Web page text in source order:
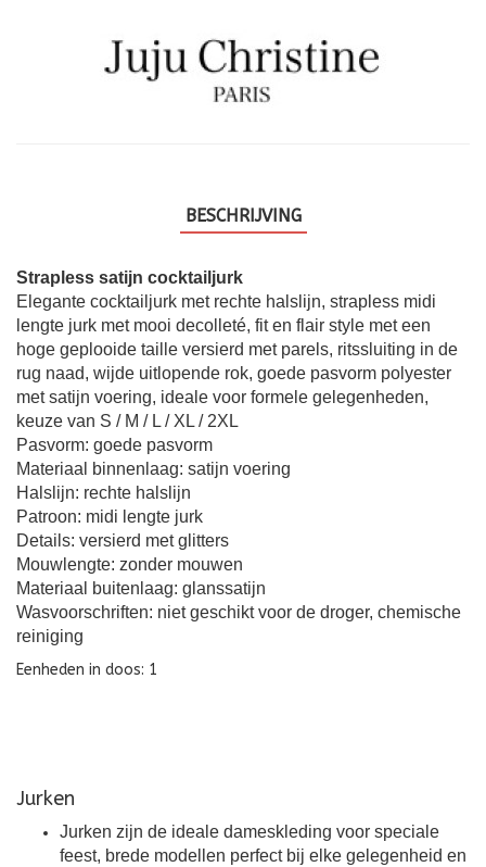
BESCHRIJVING
Strapless satijn cocktailjurk
Elegante cocktailjurk met rechte halslijn, strapless midi
lengte jurk met mooi decolleté, fit en flair style met een
hoge geplooide taille versierd met parels, ritssluiting in de
rug naad, wijde uitlopende rok, goede pasvorm polyester
met satijn voering, ideale voor formele gelegenheden,
keuze van S / M / L / XL / 2XL
Pasvorm: goede pasvorm
Materiaal binnenlaag: satijn voering
Halslijn: rechte halslijn
Patroon: midi lengte jurk
Details: versierd met glitters
Mouwlengte: zonder mouwen
Materiaal buitenlaag: glanssatijn
Wasvoorschriften: niet geschikt voor de droger, chemische
reiniging
Eenheden in doos: 1
Jurken
Jurken zijn de ideale dameskleding voor speciale
feest, brede modellen perfect bij elke gelegenheid en